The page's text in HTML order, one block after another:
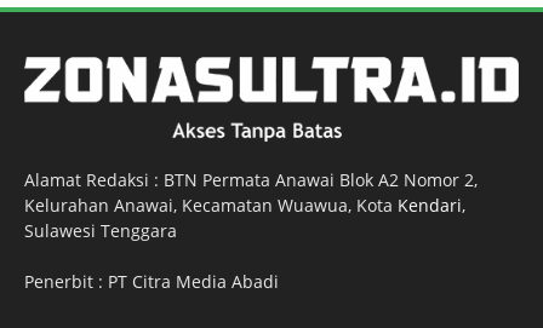
Alamat Redaksi : BTN Permata Anawai Blok A2 Nomor 2,
Kelurahan Anawai, Kecamatan Wuawua, Kota Kendari,
Sulawesi Tenggara
Penerbit : PT Citra Media Abadi